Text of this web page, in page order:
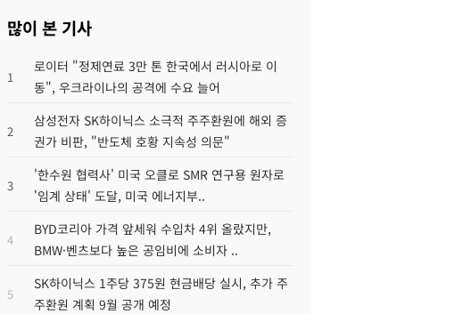
많이 본 기사
1
로이터 "정제연료 3만 톤 한국에서 러시아로 이
동", 우크라이나의 공격에 수요 늘어
2
삼성전자 SK하이닉스 소극적 주주환원에 해외 증
권가 비판, "반도체 호황 지속성 의문"
3
'한수원 협력사' 미국 오클로 SMR 연구용 원자로
'임계 상태' 도달, 미국 에너지부..
4
BYD코리아 가격 앞세워 수입차 4위 올랐지만,
BMW·벤츠보다 높은 공임비에 소비자 ..
5
SK하이닉스 1주당 375원 현금배당 실시, 추가 주
주환원 계획 9월 공개 예정